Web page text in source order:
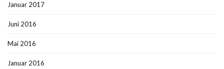
Januar 2017
Juni 2016
Mai 2016
Januar 2016